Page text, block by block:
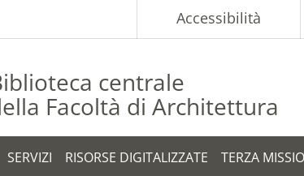
Accessibilità
centrale
Facoltà di Architettura
SERVIZI RISORSE DIGITALIZZATE TERZA